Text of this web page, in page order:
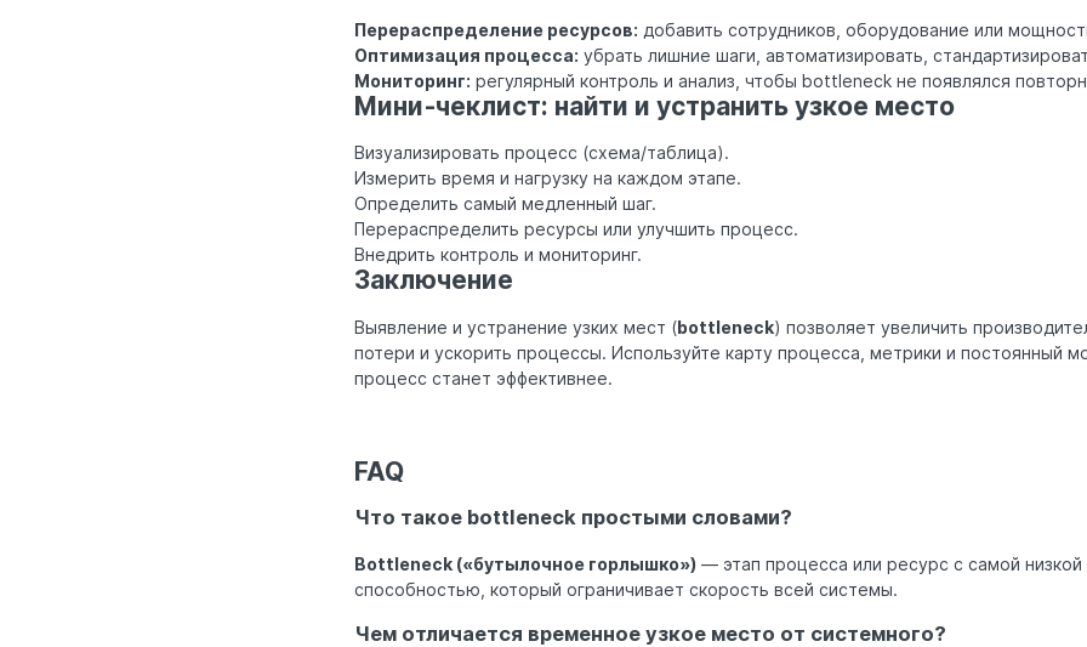
Перераспределение ресурсов: добавить сотрудников, оборудование или
Оптимизация процесса: убрать лишние шаги, автоматизировать,
Мониторинг: регулярный контроль и анализ, чтобы bottleneck не появлялся
Мини‑чеклист: найти и устранить узкое место
Визуализировать процесс (схема/таблица).
Измерить время и нагрузку на каждом этапе.
Определить самый медленный шаг.
Перераспределить ресурсы или улучшить процесс.
Внедрить контроль и мониторинг.
Заключение
Выявление и устранение узких мест (bottleneck) позволяет увеличить
потери и ускорить процессы. Используйте карту процесса, метрики и постоянный
процесс станет эффективнее.
FAQ
Что такое bottleneck простыми словами?
Bottleneck («бутылочное горлышко») — этап процесса или ресурс с самой низкой
способностью, который ограничивает скорость всей системы.
Чем отличается временное узкое место от системного?